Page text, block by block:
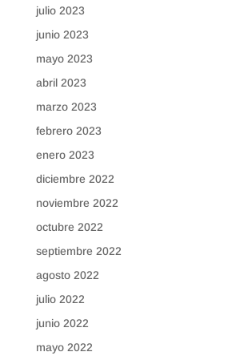
julio 2023
junio 2023
mayo 2023
abril 2023
marzo 2023
febrero 2023
enero 2023
diciembre 2022
noviembre 2022
octubre 2022
septiembre 2022
agosto 2022
julio 2022
junio 2022
mayo 2022